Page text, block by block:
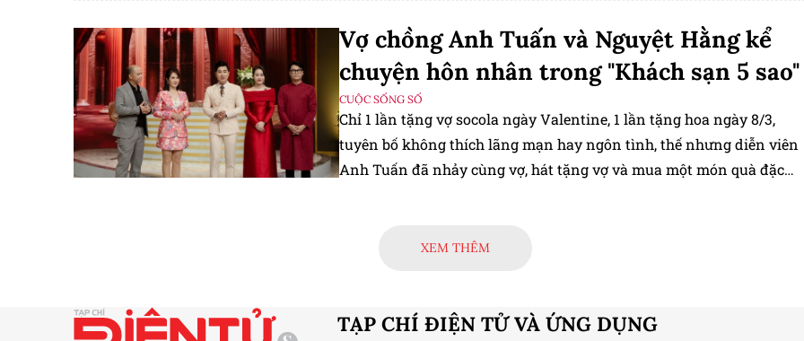
Vợ chồng Anh Tuấn và Nguyệt Hằng kể
chuyện hôn nhân trong "Khách sạn 5 sao"
CUỘC SỐNG SỐ
Chỉ 1 lần tặng vợ socola ngày Valentine, 1 lần tặng hoa ngày 8/3,
tuyên bố không thích lãng mạn hay ngôn tình, thế nhưng diễn viên
Anh Tuấn đã nhảy cùng vợ, hát tặng vợ và mua một món quà đặc
XEM THÊM
TẠP CHÍ ĐIỆN TỬ VÀ ỨNG DỤNG